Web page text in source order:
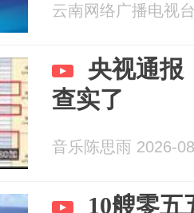
云南网络广播电视
央视通报
查实了
音乐陈思雨 2026-
10艘零五